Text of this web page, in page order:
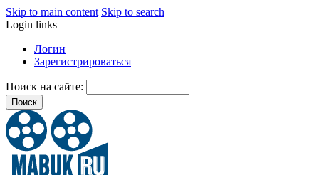
Skip to main content Skip to search
Login links
Логин
Зарегистрироваться
Поиск на сайте: